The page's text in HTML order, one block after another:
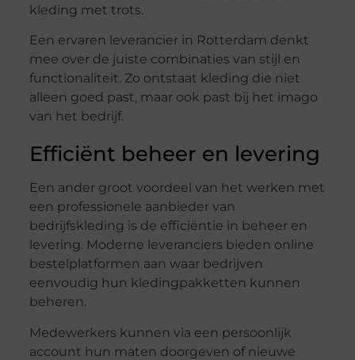
kleding met trots.
Een ervaren leverancier in Rotterdam denkt
mee over de juiste combinaties van stijl en
functionaliteit. Zo ontstaat kleding die niet
alleen goed past, maar ook past bij het imago
van het bedrijf.
Efficiënt beheer en levering
Een ander groot voordeel van het werken met
een professionele aanbieder van
bedrijfskleding is de efficiëntie in beheer en
levering. Moderne leveranciers bieden online
bestelplatformen aan waar bedrijven
eenvoudig hun kledingpakketten kunnen
beheren.
Medewerkers kunnen via een persoonlijk
account hun maten doorgeven of nieuwe